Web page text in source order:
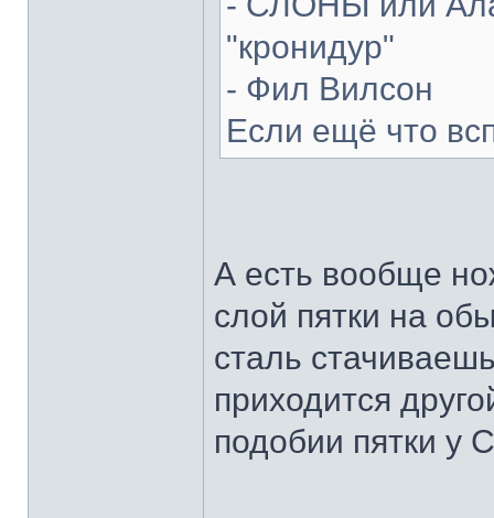
"кронидур"
- Фил Вилсон
Если ещё что
А есть вообще
слой пятки на
сталь
приходится
подобии пятки у